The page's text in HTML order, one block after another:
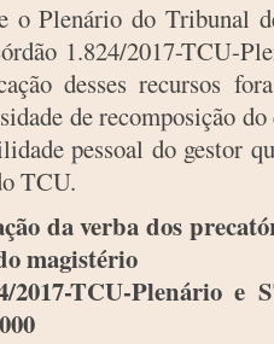
o Plenário do Tribunal
1.824/2017-TCU-
desses recursos
de recomposição
pessoal do gestor
TCU.
da verba dos
magistério
2017-TCU-Plenário e